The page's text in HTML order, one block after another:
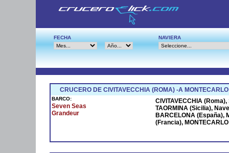
FECHA NAVIERA
CRUCERO DE CIVITAVECCHIA (ROMA) -A
BARCO:
Seven Seas
Grandeur
CIVITAVECCHIA
TAORMINA (Sicilia),
BARCELONA (España),
(Francia),